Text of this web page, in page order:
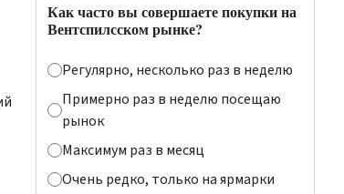
Как часто вы совершаете покупки на
Вентспилсском рынке?
Регулярно, несколько раз в неделю
Примерно раз в неделю посещаю
рынок
Максимум раз в месяц
Очень редко, только на ярмарки